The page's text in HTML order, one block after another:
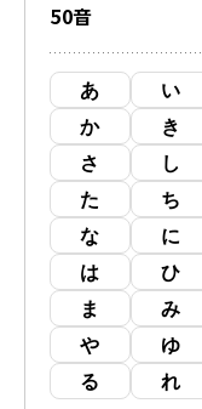
50音
あ い
か
き
さ
し
た
ち
な
に
は
ひ
ま
み
や
ゆ
る
れ